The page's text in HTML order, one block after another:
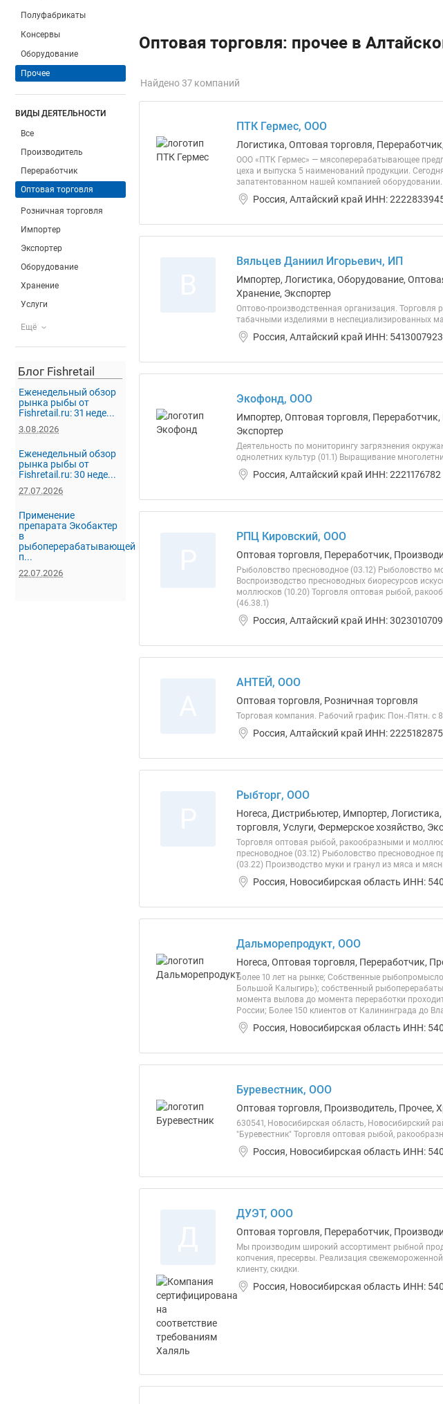
Полуфабрикаты
Консервы
Оборудование
Прочее
ВИДЫ ДЕЯТЕЛЬНОСТИ
Все
Производитель
Переработчик
Оптовая торговля
Розничная торговля
Импортер
Экспортер
Оборудование
Хранение
Услуги
Ещё
Блог Fishretail
Еженедельный обзор
рынка рыбы от
Fishretail.ru: 31 неде...
3.08.2026
Еженедельный обзор
рынка рыбы от
Fishretail.ru: 30 неде...
27.07.2026
Применение
препарата Экобактер
в
рыбоперерабатывающей
п...
22.07.2026
Оптовая торговля: прочее в
Найдено 37 компаний
ПТК Гермес, ООО
Логистика, Оптовая торговля,
ООО «ПТК Гермес» — мясоперерабатывающее
цеха и выпуска 5 наименований продукции.
запатентованном нашей компанией оборудовании.
Россия, Алтайский край ИНН:
Вяльцев Даниил Игорьевич, ИП
Импортер, Логистика, Оборудование,
Хранение, Экспортер
Оптово-производственная организация.
табачными изделиями в неспециализированных
Россия, Алтайский край ИНН:
Экофонд, ООО
Импортер, Оптовая торговля,
Экспортер
Деятельность по мониторингу загрязнения
однолетних культур (01.1) Выращивание
Россия, Алтайский край ИНН: 2221176782
РПЦ Кировский, ООО
Оптовая торговля, Переработчик,
Рыболовство пресноводное (03.12) Рыболовство
Воспроизводство пресноводных биоресурсов
моллюсков (10.20) Торговля оптовая рыбой,
(46.38.1)
Россия, Алтайский край ИНН: 3023010709
АНТЕЙ, ООО
Оптовая торговля, Розничная торговля
Торговая компания. Рабочий график: Пон.-Пятн. с
Россия, Алтайский край ИНН: 2225182875
Рыбторг, ООО
Horeca, Дистрибьютер, Импортер,
торговля, Услуги, Фермерское хозяйство,
Торговля оптовая рыбой, ракообразными и
пресноводное (03.12) Рыболовство пресноводное
(03.22) Производство муки и гранул из мяса и
Россия, Новосибирская область ИНН:
Дальморепродукт, ООО
Horeca, Оптовая торговля, Переработчик,
Более 10 лет на рынке; Собственные
Большой Калыгирь); собственный
момента вылова до момента переработки
России; Более 150 клиентов от Калининграда до
Россия, Новосибирская область ИНН:
Буревестник, ООО
Оптовая торговля, Производитель, Прочее,
630541, Новосибирская область, Новосибирский
"Буревестник" Торговля оптовая рыбой,
Россия, Новосибирская область ИНН:
ДУЭТ, ООО
Оптовая торговля, Переработчик,
Мы производим широкий ассортимент рыбной
копчения, пресервы. Реализация
клиенту, скидки.
Россия, Новосибирская область ИНН: